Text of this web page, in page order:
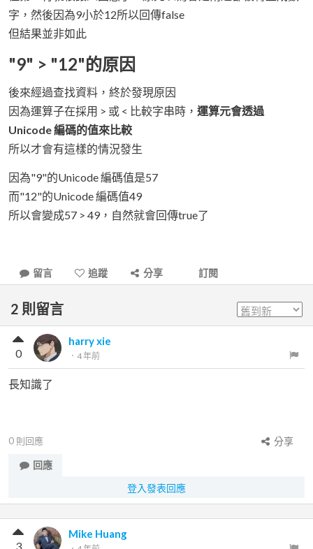
字，然後因為9小於12所以回傳false
但結果並非如此
"9" > "12"的原因
後來經過查找資料，終於發現原因
因為運算子在採用 > 或 < 比較字串時， 運算元會透過
Unicode 編碼的值來比較
所以才會有這樣的情況發生
因為"9"的Unicode 編碼值是57
而"12"的Unicode 編碼值49
所以會變成57 > 49，自然就會回傳true了
留言 追蹤 分享 訂閱
2 則留言
harry xie
． 4 年前
0
長知識了
0 則回應
分享
回應
登入發表回應
Mike Huang
3